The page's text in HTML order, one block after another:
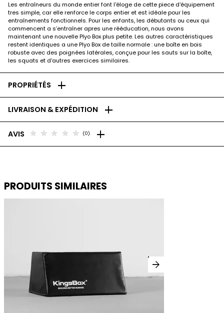
Les entraîneurs du monde entier font l'éloge de cette piece d'équipement
tres simple, car elle renforce le corps entier et est idéale pour les
entraînements fonctionnels. Pour les enfants, les débutants ou ceux qui
commencent a s’entraîner apres une rééducation, nous avons
maintenant une nouvelle Plyo Box plus petite. Les autres caractéristiques
restent identiques a une Plyo Box de taille normale : une boîte en bois
robuste avec des poignées latérales, conçue pour les sauts sur la boîte,
les squats et d'autres exercices similaires.
PROPRIÉTÉS add
LIVRAISON & EXPÉDITION add
AVIS star star star star star (0) add
PRODUITS SIMILAIRES
arrow_forward